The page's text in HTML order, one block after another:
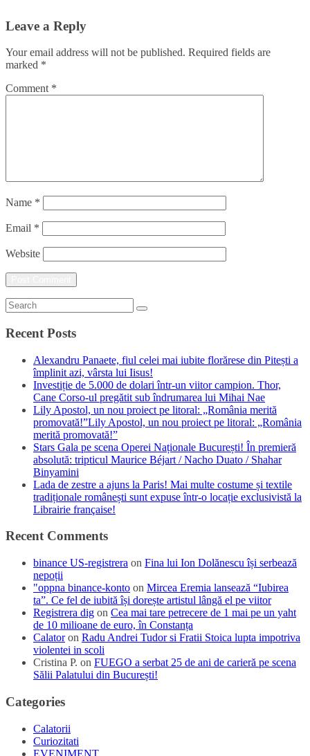
Leave a Reply
Your email address will not be published. Required fields are
marked *
Comment *
Name *
Email *
Website
Recent Posts
Alexandru Panaete, fiul celei mai iubite florărese din Pitești a
împlinit azi, vârsta lui Iisus!
Investiție de 5.000 de dolari într-un viitor campion. Thor,
Cane Corso-ul pregătit sub îndrumarea lui Mihai Nae
Lily Apostol, un nou proiect pe litoral: „România merită
promovată!”Lily Apostol, un nou proiect pe litoral: „România
merită promovată!”
Stars Gala pe scena Operei Naționale București! În premieră
absolută: tripticul Maurice Béjart / Nacho Duato / Shahar
Binyamini
Lada de zestre a ajuns la Paris! Mai multe costume și textile
tradiționale românești sunt expuse într-o locație exclusivistă la
Librairie française!
Recent Comments
binance US-registrera on Fina lui Ion Dolănescu își serbează
nepoții
"oppna binance-konto on Mircea Eremia lansează “Iubirea
ta”. Ce fel de iubită își dorește artistul lângă el pe viitor
Registrera dig on Cea mai tare petrecere de 1 mai pe un yaht
de 10 milioane de euro, în Constanța
Calatoron Radu Andrei Tudor si Fratii Stoica lupta impotriva
violentei in scoli
Cristina P. on FUEGO a serbat 25 de ani de carieră pe scena
Sălii Palatului din București!
Categories
Calatorii
Curiozitati
EVENIMENT